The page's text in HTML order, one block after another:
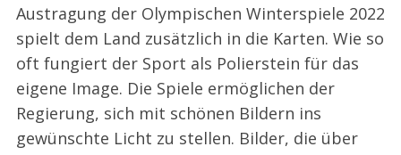
Austragung der Olympischen Winterspiele 2022
spielt dem Land zusätzlich in die Karten. Wie so
oft fungiert der Sport als Polierstein für das
eigene Image. Die Spiele ermöglichen der
Regierung, sich mit schönen Bildern ins
gewünschte Licht zu stellen. Bilder, die über